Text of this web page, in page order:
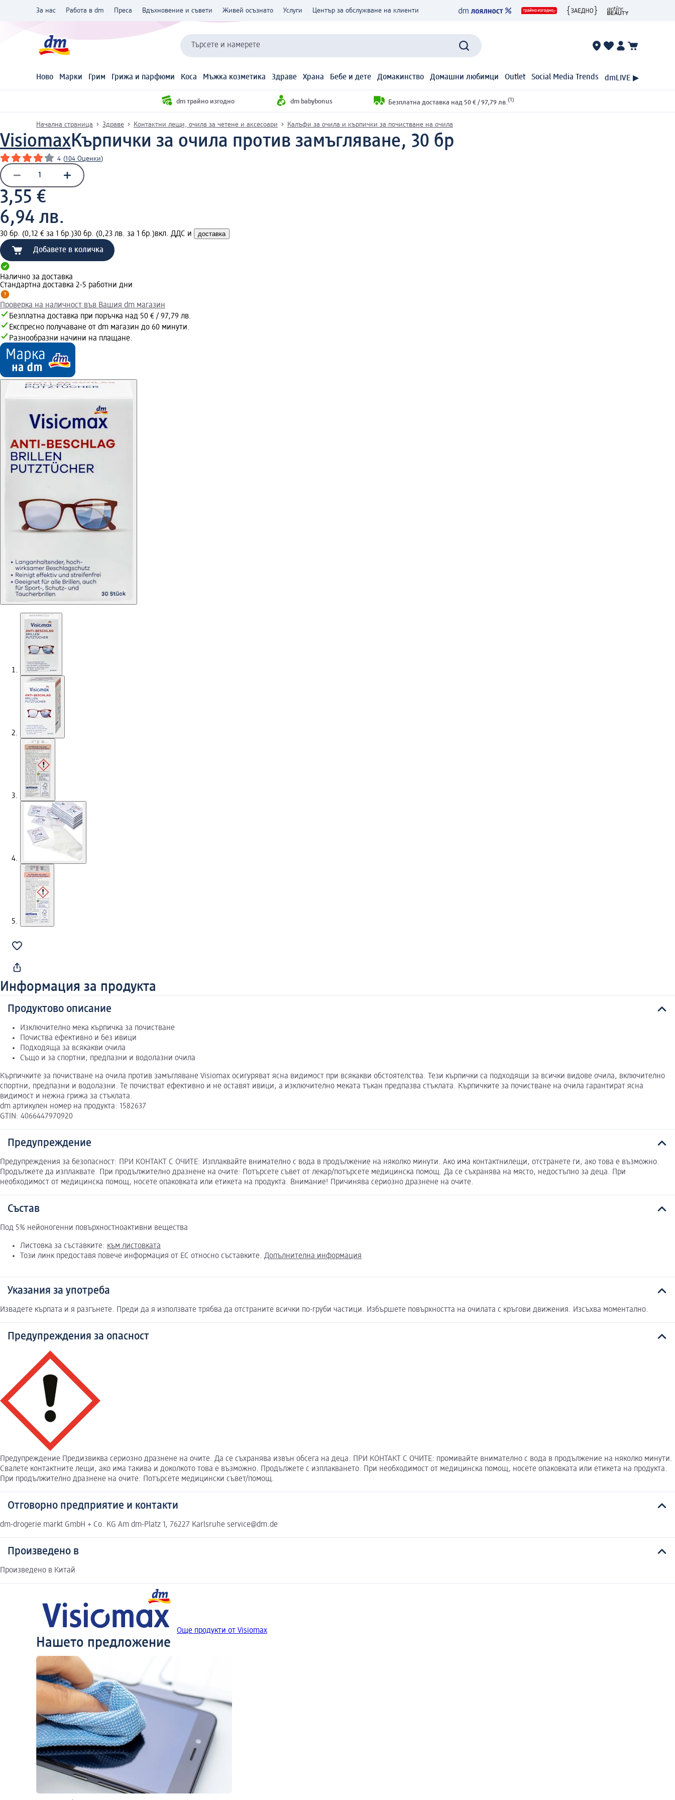
За нас Работа в dm Преса Вдъхновение и съвети Живей осъзнато Услуги Център за обслужване на клиенти
Търсете и намерете
Ново Марки Грим Грижа и парфюми Коса Мъжка козметика Здраве Храна Бебе и дете Домакинство Домашни любимци Outlet Social Media Trends dmLIVE ▶
dm трайно изгодно dm babybonus Безплатна доставка над 50 € / 97,79 лв. (1)
Начална страница Здраве Контактни лещи, очила за четене и аксесоари Калъфи за очила и кърпички за почистване на очила
VisiomaxКърпички за очила против замъгляване, 30 бр
4 (104 Оценки)
3,55 €
6,94 лв.
30 бр. (0,12 € за 1 бр.)30 бр. (0,23 лв. за 1 бр.)вкл. ДДС и доставка
Добавете в количка
Налично за доставка
Стандартна доставка 2-5 работни дни
Проверка на наличност във Вашия dm магазин
Безплатна доставка при поръчка над 50 € / 97,79 лв.
Експресно получаване от dm магазин до 60 минути.
Разнообразни начини на плащане.
Информация за продукта
Продуктово описание
Изключително мека кърпичка за почистване
Почиства ефективно и без ивици
Подходяща за всякакви очила
Също и за спортни, предпазни и водолазни очила
Кърпичките за почистване на очила против замъгляване Visiomax осигуряват ясна видимост при всякакви обстоятелства. Тези кърпички са подходящи за всички видове очила, включително
спортни, предпазни и водолазни. Те почистват ефективно и не оставят ивици, а изключително меката тъкан предпазва стъклата. Кърпичките за почистване на очила гарантират ясна
видимост и нежна грижа за стъклата.
dm артикулен номер на продукта: 1582637
GTIN: 4066447970920
Предупреждение
Предупреждения за безопасност: ПРИ КОНТАКТ С ОЧИТЕ: Изплаквайте внимателно с вода в продължение на няколко минути. Ако има контактнилещи, отстранете ги, ако това е възможно.
Продължете да изплаквате. При продължително дразнене на очите: Потърсете съвет от лекар/потърсете медицинска помощ. Да се съхранява на място, недостъпно за деца. При
необходимост от медицинска помощ, носете опаковката или етикета на продукта. Внимание! Причинява сериозно дразнене на очите.
Състав
Под 5% нейоногенни повърхностноактивни вещества
Листовка за съставките: към листовката
Този линк предоставя повече информация от ЕС относно съставките. Допълнителна информация
Указания за употреба
Извадете кърпата и я разгънете. Преди да я използвате трябва да отстраните всички по-груби частици. Избършете повърхността на очилата с кръгови движения. Изсъхва моментално.
Предупреждения за опасност
Предупреждение Предизвиква сериозно дразнене на очите. Да се съхранява извън обсега на деца. ПРИ КОНТАКТ С ОЧИТЕ: промивайте внимателно с вода в продължение на няколко минути.
Свалете контактните лещи, ако има такива и доколкото това е възможно. Продължете с изплакването. При необходимост от медицинска помощ, носете опаковката или етикета на продукта.
При продължително дразнене на очите: Потърсете медицински съвет/помощ.
Отговорно предприятие и контакти
dm-drogerie markt GmbH + Co. KG Am dm-Platz 1, 76227 Karlsruhe service@dm.de
Произведено в
Произведено в Китай
Още продукти от Visiomax
Нашето предложение